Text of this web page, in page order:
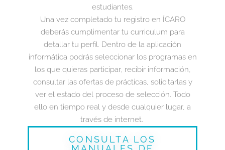
estudiantes.
Una vez completado tu registro en ÍCARO
deberás cumplimentar tu curriculum para
detallar tu perfil. Dentro de la aplicación
informática podrás seleccionar los programas en
los que quieras participar, recibir información,
consultar las ofertas de prácticas, solicitarlas y
ver el estado del proceso de selección. Todo
ello en tiempo real y desde cualquier lugar, a
través de internet.
CONSULTA LOS